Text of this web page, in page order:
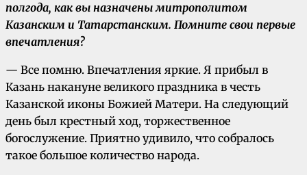
полгода, как вы назначены митрополитом
Казанским и Татарстанским. Помните свои первые
впечатления?
— Все помню. Впечатления яркие. Я прибыл в
Казань накануне великого праздника в честь
Казанской иконы Божией Матери. На следующий
день был крестный ход, торжественное
богослужение. Приятно удивило, что собралось
такое большое количество народа.